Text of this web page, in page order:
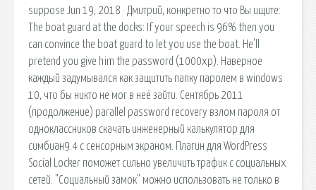
suppose Jun 19, 2018 · Дмитрий, конкретно то что Вы ищите:
The boat guard at the docks: If your speech is 96% then you
can convince the boat guard to let you use the boat. He'll
pretend you give him the password (1000xp). Наверное
каждый задумывался как защитить папку паролем в windows
10, что бы никто не мог в неё зайти. Сентябрь 2011
(продолжение) parallel password recovery взлом пароля от
одноклассников скачать инженерный калькулятор для
симбиан9.4 с сенсорным экраном. Плагин для WordPress
Social Locker поможет сильно увеличить трафик с социальных
сетей. "Социальный замок" можно использовать не только в